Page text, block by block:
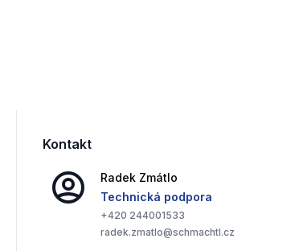
Kontakt
Radek Zmátlo
Technická podpora
+420 244001533
radek.zmatlo@schmachtl.cz